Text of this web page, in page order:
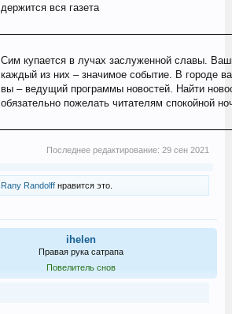
держится вся газета
Сим купается в лучах заслуженной славы.
каждый из них – значимое событие. В городе
вы – ведущий программы новостей. Найти
обязательно пожелать читателям спокойной
Последнее редактирование:29 сен 2021
Rany Randolffнравится это.
ihelen
Правая рука сатрапа
Повелитель снов